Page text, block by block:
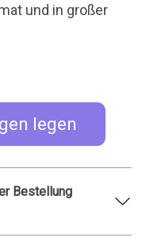
legen
Bestellung
es innerhalb von